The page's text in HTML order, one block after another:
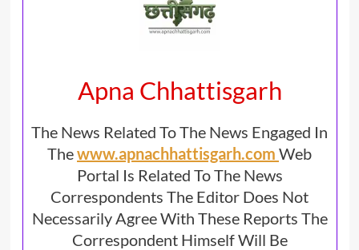
Apna Chhattisgarh
The News Related To The News Engaged In
Thewww.apnachhattisgarh.com Web
Portal Is Related To The News
Correspondents The Editor Does Not
Necessarily Agree With These Reports The
Correspondent Himself Will Be